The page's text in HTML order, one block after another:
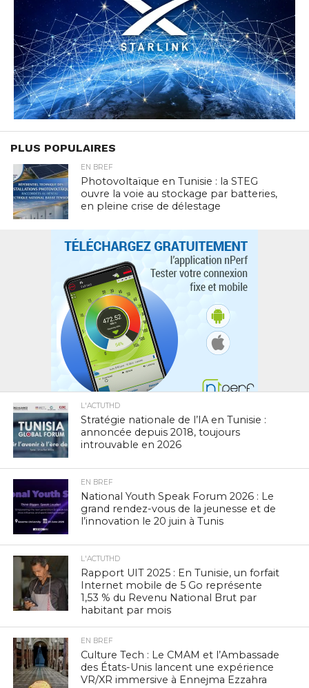
PLUS POPULAIRES
EN BREF
Photovoltaïque en Tunisie : la STEG
ouvre la voie au stockage par batteries,
en pleine crise de délestage
L'ACTUTHD
Stratégie nationale de l’IA en Tunisie :
annoncée depuis 2018, toujours
introuvable en 2026
EN BREF
National Youth Speak Forum 2026 : Le
grand rendez-vous de la jeunesse et de
l’innovation le 20 juin à Tunis
L'ACTUTHD
Rapport UIT 2025 : En Tunisie, un forfait
Internet mobile de 5 Go représente
1,53 % du Revenu National Brut par
habitant par mois
EN BREF
Culture Tech : Le CMAM et l’Ambassade
des États-Unis lancent une expérience
VR/XR immersive à Ennejma Ezzahra